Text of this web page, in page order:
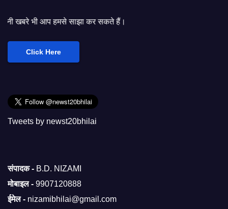
साझा कर सकते हैं।
Click Here
Tweets by newst20bhilai
संपादक - B.D. NIZAMI
मोबाइल - 9907120888
ईमेल - nizamibhilai@gmail.com